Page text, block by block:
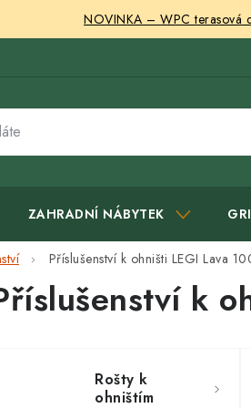
NOVINKA – WPC terasová
ZAHRADNÍ NÁBYTEK
Příslušenství k ohništi LEGI Lava
k
Rošty k
ohništím